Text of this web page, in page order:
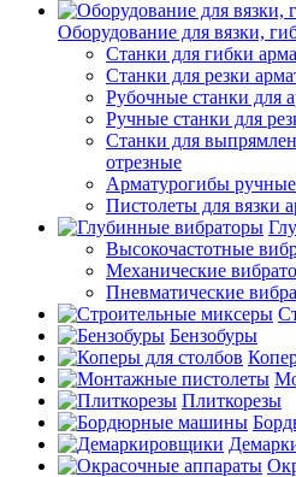
Оборудование для вязки,
Станки для гибки
Станки для резки
Рубочные станки для
Ручные станки для
Станки для
отрезные
Арматурогибы ручные
Пистолеты для вязки
Высокочастотные
Механические
Пневматические
Бензобуры
Плиткорезы